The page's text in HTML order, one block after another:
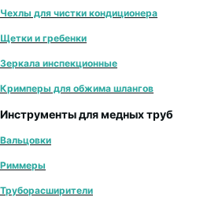
Чехлы для чистки кондиционера
Щетки и гребенки
Зеркала инспекционные
Кримперы для обжима шлангов
Инструменты для медных труб
Вальцовки
Риммеры
Труборасширители